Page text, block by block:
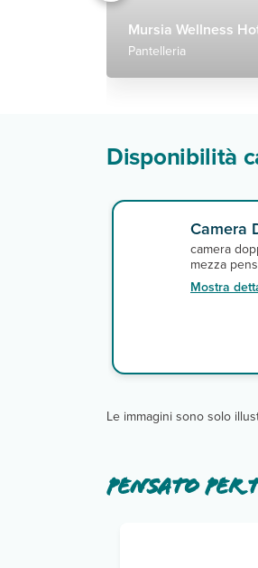
Mursia Wellness
Pantelleria
Disponibilità
Camera
camera
mezza
Mostra
Le immagini sono solo
Pensato per